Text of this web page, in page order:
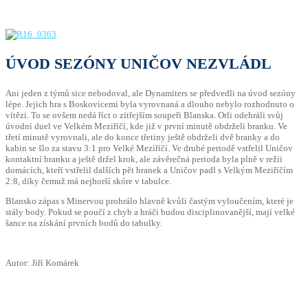
ÚVOD SEZÓNY UNIČOV NEZVLÁDL
Ani jeden z týmů sice nebodoval, ale Dynamiters se předvedli na úvod sezóny
lépe. Jejich hra s Boskovicemi byla vyrovnaná a dlouho nebylo rozhodnuto o
vítězi. To se ovšem nedá říct o zítřejším soupeři Blanska. Orli odehráli svůj
úvodní duel ve Velkém Meziříčí, kde již v první minutě obdrželi branku. Ve
třetí minutě vyrovnali, ale do konce třetiny ještě obdrželi dvě branky a do
kabin se šlo za stavu 3:1 pro Velké Meziříčí. Ve druhé periodě vstřelil Uničov
kontaktní branku a ještě držel krok, ale závěrečná perioda byla plně v režii
domácích, kteří vstřelil dalších pět branek a Uničov padl s Velkým Meziříčím
2:8, díky čemuž má nejhorší skóre v tabulce.
Blansko zápas s Minervou prohrálo hlavně kvůli častým vyloučením, které je
stály body. Pokud se poučí z chyb a hráči budou disciplinovanější, mají velké
šance na získání prvních bodů do tabulky.
Autor: Jiří Komárek